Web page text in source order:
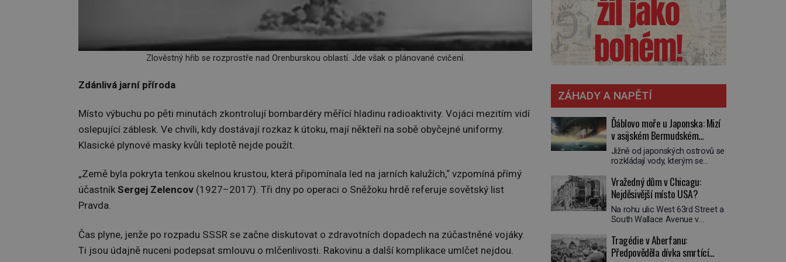
Zlověstný hřib se rozprostře nad Orenburskou oblastí. Jde však o plánované cvičení.
Zdánlivá jarní příroda
Místo výbuchu po pěti minutách zkontrolují bombardéry měřící hladinu radioaktivity. Vojáci mezitím vidí
oslepující záblesk. Ve chvíli, kdy dostávají rozkaz k útoku, mají někteří na sobě obyčejné uniformy.
Klasické plynové masky kvůli teplotě nejde použít.
„Země byla pokryta tenkou skelnou krustou, která připomínala led na jarních kalužích,“ vzpomíná přímý
účastník Sergej Zelencov (1927–2017). Tři dny po operaci o Sněžoku hrdě referuje sovětský list
Pravda.
Čas plyne, jenže po rozpadu SSSR se začne diskutovat o zdravotních dopadech na zúčastněné vojáky.
Ti jsou údajně nuceni podepsat smlouvu o mlčenlivosti. Rakovinu a další komplikace umlčet nejdou.
ZÁHADY A NAPĚTÍ
Ďáblovo moře u Japonska: Mizí
v asijském Bermudském
trojúhelníku lodě ve spárech
neznámé síly?
Jižně od japonských ostrovů se
rozkládají vody, kterým se
se o lodích mizejících beze
stopy, podivných světlech,
zrádných proudech i mořských
dracích, kteří měli tyto končiny
střežit už v dávných legendách.
trojúhelník skutečně prokletým
místem, nebo se zde jen
Vražedný dům v Chicagu:
Nejděsivější místo USA?
Na rohu ulic West 63rd Street a
South Wallace Avenue v
Nemá žádný speciální nápis ani
pamětní desku. A přesto prý
místní zaměstnanci neradi
Tragédie v Aberfanu:
Předpověděla dívka smrtící